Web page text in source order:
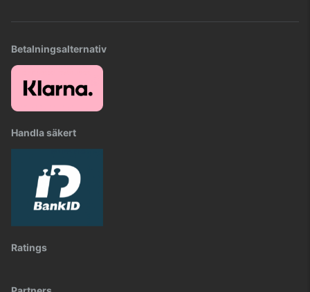
Betalningsalternativ
Handla säkert
Ratings